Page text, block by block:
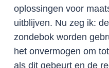
oplossingen voor
uitblijven. Nu zeg ik:
zondebok worden
het onvermogen om
als dit gebeurt en de